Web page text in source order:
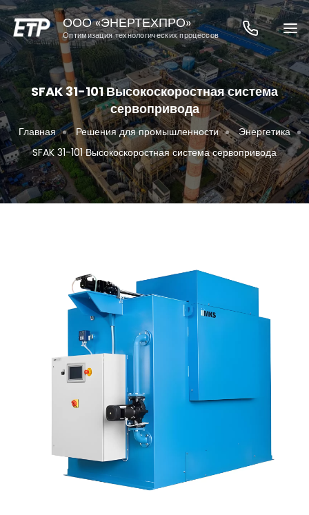
ООО «ЭНЕРТЕХПРО»
Оптимизация технологических процессов
SFAK 31-101 Высокоскоростная система
сервопривода
Главная Решения для промышленности
Энергетика
SFAK 31-101 Высокоскоростная система сервопривода